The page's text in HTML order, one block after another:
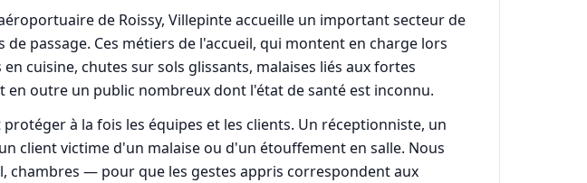
de Roissy, Villepinte accueille un important secteur de
passage. Ces métiers de l'accueil, qui montent en charge lors
cuisine, chutes sur sols glissants, malaises liés aux fortes
outre un public nombreux dont l'état de santé est inconnu.
à la fois les équipes et les clients. Un réceptionniste, un
client victime d'un malaise ou d'un étouffement en salle. Nous
chambres — pour que les gestes appris correspondent aux